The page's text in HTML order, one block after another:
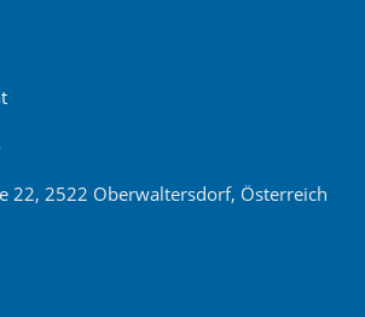
22, 2522 Oberwaltersdorf, Österreich